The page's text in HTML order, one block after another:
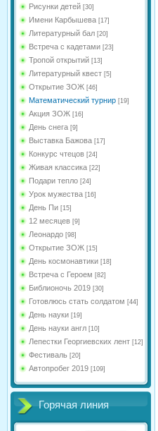
Рисунки детей [30]
Имени Карбышева [17]
Литературный бал [20]
Встреча с кадетами [23]
Тропой открытий [13]
Литературный квест [5]
Открытие ЗОЖ [46]
Математический турнир [19]
Акция ЗОЖ [16]
День снега [9]
Выставка Бажова [17]
Конкурс чтецов [24]
Живая классика [22]
Подари тепло [24]
Урок мужества [16]
День Пи [15]
12 месяцев [9]
Леонардо [98]
Открытие ЗОЖ [15]
День космонавтики [18]
Встреча с Героем [82]
Библионочь 2019 [30]
Готовлюсь стать солдатом [44]
День науки [19]
День науки англ [10]
Лепестки Георгиевских лент [12]
Фестиваль [20]
Автопробег 2019 [109]
Горячая линия